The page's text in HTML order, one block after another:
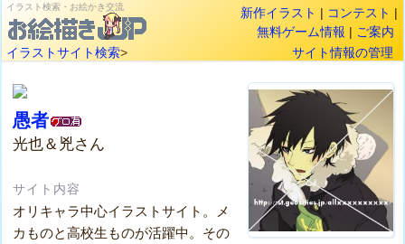
イラスト検索・お絵かき交流 新作イラスト | コンテスト |
無料ゲーム情報 | ご案内
イラストサイト検索> サイト情報の管理
愚者
光也＆兇さん
サイト内容
オリキャラ中心イラストサイト。メ
カものと高校生ものが活躍中。その